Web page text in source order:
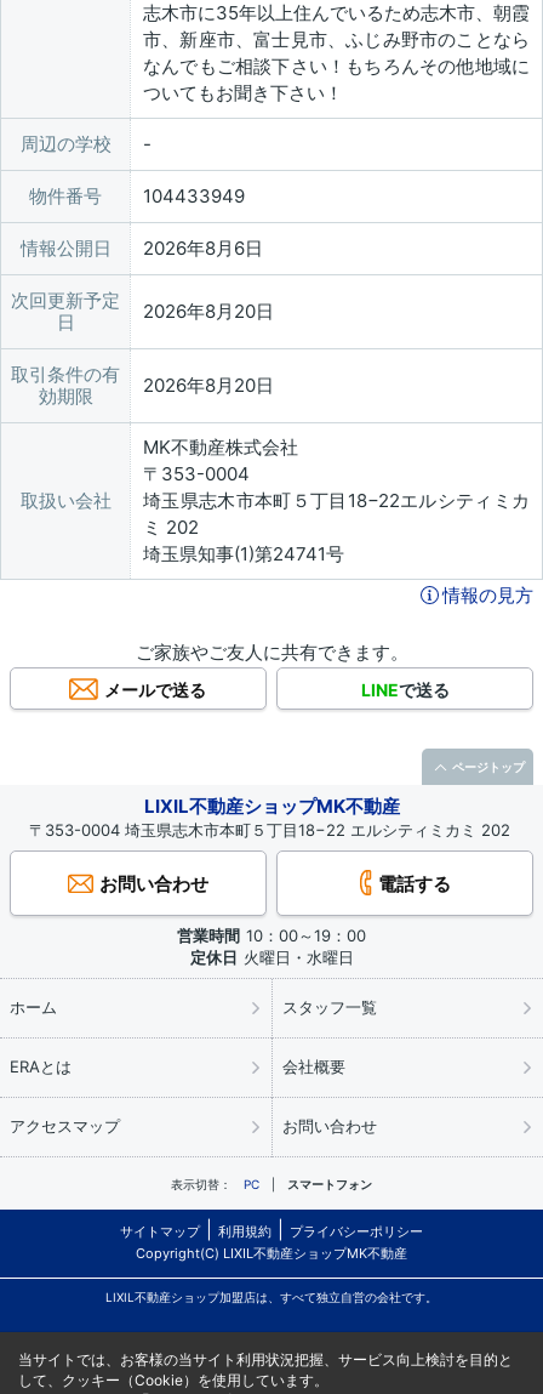
志木市に35年以上住んでいるため志木市、朝霞
市、新座市、富士見市、ふじみ野市のことなら
なんでもご相談下さい！もちろんその他地域に
ついてもお聞き下さい！
周辺の学校
物件番号 104433949
情報公開日 2026年8月6日
次回更新予定
日
2026年8月20日
取引条件の有
効期限
2026年8月20日
取扱い会社
MK不動産株式会社
〒353-0004
埼玉県志木市本町５丁目18−22エルシティミカ
ミ 202
埼玉県知事(1)第24741号
情報の見方
ご家族やご友人に共有できます。
メールで送る LINEで送る
LIXIL不動産ショップMK不動産
〒353-0004 埼玉県志木市本町５丁目18−22 エルシティミカミ 202
お問い合わせ 電話する
営業時間 10：00～19：00
定休日 火曜日・水曜日
ホーム スタッフ一覧
ERAとは 会社概要
アクセスマップ お問い合わせ
表示切替： PC スマートフォン
サイトマップ 利用規約
プライバシーポリシー
Copyright(C) LIXIL不動産ショップMK不動産
LIXIL不動産ショップ加盟店は、すべて独立自営の会社です。
ページトップ
当サイトでは、お客様の当サイト利用状況把握、サービス向上検討を目的と
して、クッキー（Cookie）を使用しています。